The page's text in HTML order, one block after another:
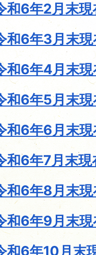
和6年2月末
和6年3月末
和6年4月末
和6年5月末
和6年6月末
和6年7月末現
和6年8月末
和6年9月末
和6年10月末